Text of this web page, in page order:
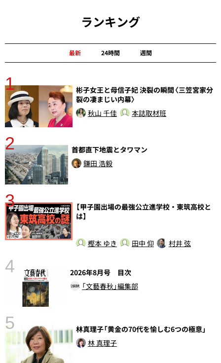
ランキング
最新 24時間 週間
1
彬子女王と母信子妃 決裂の瞬間〈三笠宮家分
裂の凄まじい内幕〉
秋山 千佳
本誌取材班
2
首都直下地震とタワマン
鎌田 浩毅
3
【甲子園出場の最強公立進学校・東筑高校と
は】
樫本 ゆき 田中 仰 村井 弦
4
2026年8月号 目次
「文藝春秋」編集部
5
林真理子「黄金の70代を愉しむ6つの極意」
林 真理子